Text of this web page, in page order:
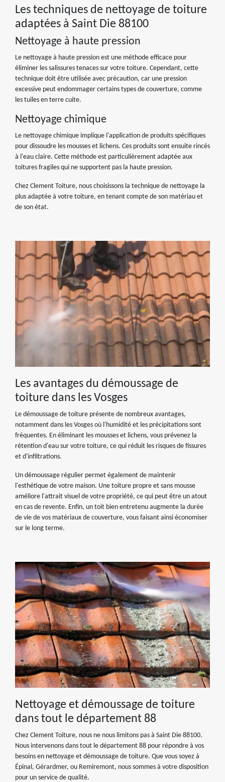
Les techniques de nettoyage de toiture
adaptées à Saint Die 88100
Nettoyage à haute pression
Le nettoyage à haute pression est une méthode efficace pour
éliminer les salissures tenaces sur votre toiture. Cependant, cette
technique doit être utilisée avec précaution, car une pression
excessive peut endommager certains types de couverture, comme
les tuiles en terre cuite.
Nettoyage chimique
Le nettoyage chimique implique l'application de produits spécifiques
pour dissoudre les mousses et lichens. Ces produits sont ensuite rincés
à l'eau claire. Cette méthode est particulièrement adaptée aux
toitures fragiles qui ne supportent pas la haute pression.
Chez Clement Toiture, nous choisissons la technique de nettoyage la
plus adaptée à votre toiture, en tenant compte de son matériau et
de son état.
Les avantages du démoussage de
toiture dans les Vosges
Le démoussage de toiture présente de nombreux avantages,
notamment dans les Vosges où l'humidité et les précipitations sont
fréquentes. En éliminant les mousses et lichens, vous prévenez la
rétention d'eau sur votre toiture, ce qui réduit les risques de fissures
et d'infiltrations.
Un démoussage régulier permet également de maintenir
l'esthétique de votre maison. Une toiture propre et sans mousse
améliore l'attrait visuel de votre propriété, ce qui peut être un atout
en cas de revente. Enfin, un toit bien entretenu augmente la durée
de vie de vos matériaux de couverture, vous faisant ainsi économiser
sur le long terme.
Nettoyage et démoussage de toiture
dans tout le département 88
Chez Clement Toiture, nous ne nous limitons pas à Saint Die 88100.
Nous intervenons dans tout le département 88 pour répondre à vos
besoins en nettoyage et démoussage de toiture. Que vous soyez à
Épinal, Gérardmer, ou Remiremont, nous sommes à votre disposition
pour un service de qualité.